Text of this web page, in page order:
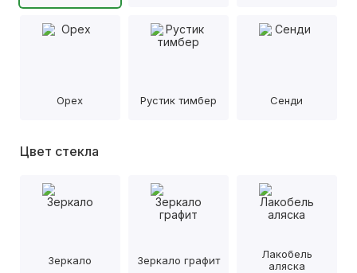
Орех Рустик тимбер Сенди
Цвет стекла
Зеркало Зеркало графит
Лакобель
аляска